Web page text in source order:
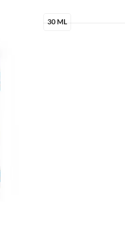
30 ML